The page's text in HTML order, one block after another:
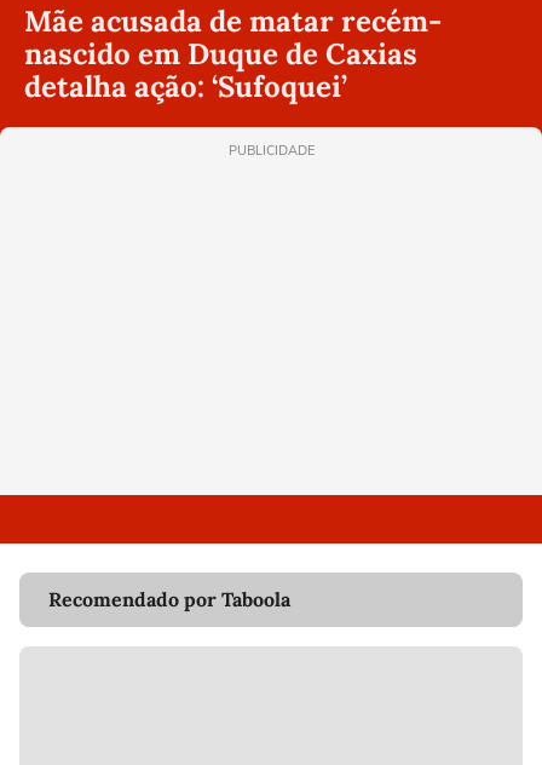
Mãe acusada de matar recém-
nascido em Duque de Caxias
detalha ação: ‘Sufoquei’
PUBLICIDADE
Recomendado por Taboola